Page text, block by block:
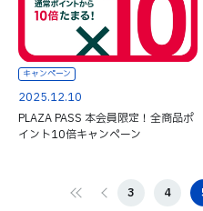
キャンペーン
2025.12.10
PLAZA PASS 本会員限定！全商品ポ
イント10倍キャンペーン
3 4